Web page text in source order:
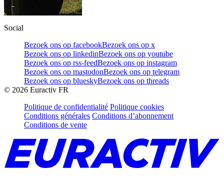
Social
Bezoek ons op facebookBezoek ons op x
Bezoek ons op linkedinBezoek ons op youtube
Bezoek ons op rss-feedBezoek ons op instagram
Bezoek ons op mastodonBezoek ons op telegram
Bezoek ons op blueskyBezoek ons op threads
© 2026 Euractiv FR
Politique de confidentialité Politique cookies
Conditions générales Conditions d’abonnement
Conditions de vente